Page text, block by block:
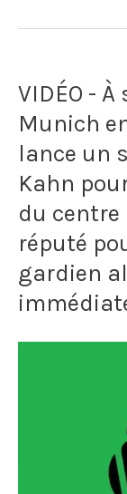
:
fait
attention
pour
qu'on
a
du
peps."
VIDÉO -
Munich
lance un
Kahn
du centre
réputé
gardien